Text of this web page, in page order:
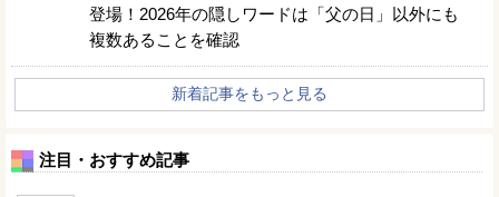
登場！2026年の隠しワードは「父の日」以外にも
複数あることを確認
新着記事をもっと見る
注目・おすすめ記事